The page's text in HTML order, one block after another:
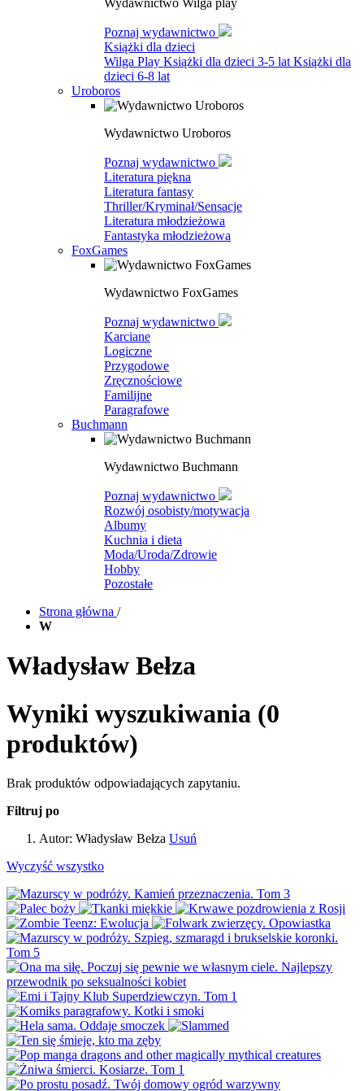
Wydawnictwo Wilga play
Poznaj wydawnictwo
Książki dla dzieci
Wilga Play Książki dla dzieci 3-5 lat Książki dla
dzieci 6-8 lat
Uroboros
Wydawnictwo Uroboros
Poznaj wydawnictwo
Literatura piękna
Literatura fantasy
Thriller/Kryminał/Sensacje
Literatura młodzieżowa
Fantastyka młodzieżowa
FoxGames
Wydawnictwo FoxGames
Poznaj wydawnictwo
Karciane
Logiczne
Przygodowe
Zręcznościowe
Familijne
Paragrafowe
Buchmann
Wydawnictwo Buchmann
Poznaj wydawnictwo
Rozwój osobisty/motywacja
Albumy
Kuchnia i dieta
Moda/Uroda/Zdrowie
Hobby
Pozostałe
Strona główna /
W
Władysław Bełza
Wyniki wyszukiwania (0
produktów)
Brak produktów odpowiadających zapytaniu.
Filtruj po
Autor: Władysław Bełza Usuń
Wyczyść wszystko